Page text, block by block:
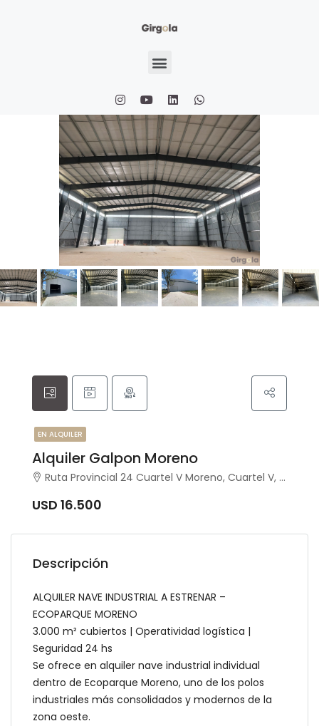
EN ALQUILER
Alquiler Galpon Moreno
Ruta Provincial 24 Cuartel V Moreno, Cuartel V, Moreno
USD 16.500
Descripción
ALQUILER NAVE INDUSTRIAL A ESTRENAR –
ECOPARQUE MORENO
3.000 m² cubiertos | Operatividad logística |
Seguridad 24 hs
Se ofrece en alquiler nave industrial individual
dentro de Ecoparque Moreno, uno de los polos
industriales más consolidados y modernos de la
zona oeste.